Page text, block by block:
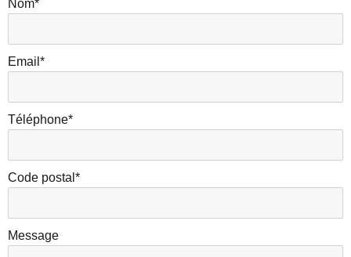
Nom*
Email*
Téléphone*
Code postal*
Message